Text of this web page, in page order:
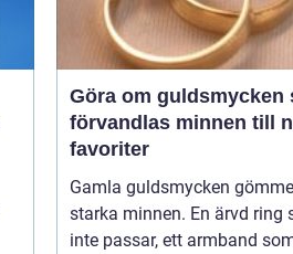
Göra om guldsmycken så
förvandlas minnen till
favoriter
Gamla guldsmycken
starka minnen. En ärvd ring
inte passar, ett armband